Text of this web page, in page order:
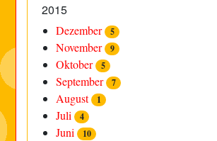
2015
Dezember 5
November 9
Oktober 5
September 7
August 1
Juli 4
Juni 10